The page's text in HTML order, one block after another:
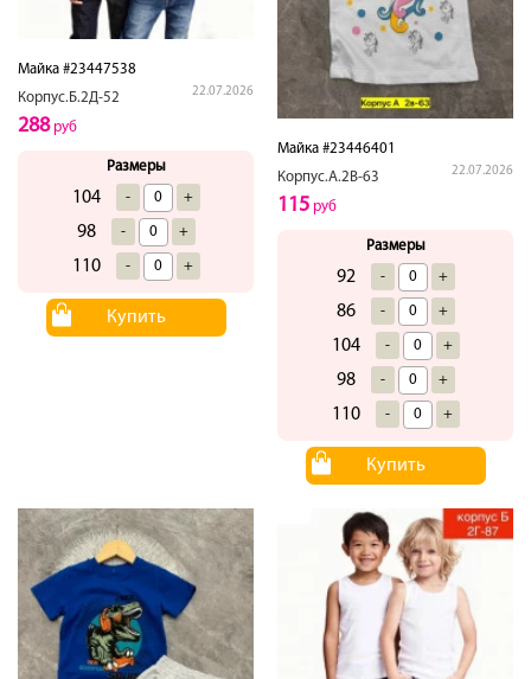
Майка #23447538
Корпус.Б.2Д-52
22.07.2026
288руб
Размеры
104 - +
98 - +
110 - +
Купить
Майка #23446401
Корпус.А.2В-63
22.07.2026
115 руб
Размеры
92 - +
86 - +
104 - +
98 - +
110 - +
Купить